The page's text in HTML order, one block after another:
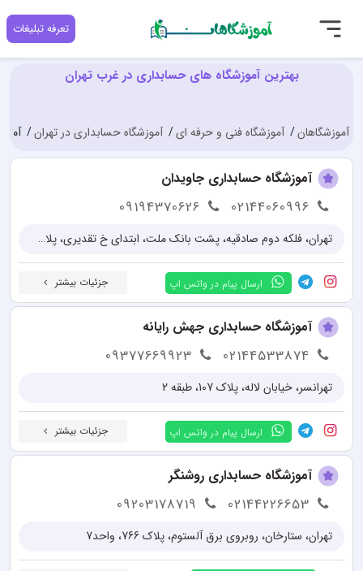
تعرفه تبلیغات
بهترین آموزشگاه های حسابداری در غرب تهران
آموزشگاهان آموزشگاه فنی و حرفه ای آموزشگاه حسابداری در تهران
آموزشگاه حسابداری جاویدان
02144060996
09194370626
تهران، فلکه دوم صادقیه، پشت بانک ملت، ابتدای خ تقدیری، پلاک 2، واحد 1
ارسال پیام در واتس اپ جزئیات بیشتر
آموزشگاه حسابداری جهش رایانه
02144533874
09377669923
تهرانسر، خیابان لاله، پلاک 107، طبقه 2
ارسال پیام در واتس اپ جزئیات بیشتر
آموزشگاه حسابداری روشنگر
02144226653
09203178719
تهران، ستارخان، روبروی برق آلستوم، پلاک 766، واحد7